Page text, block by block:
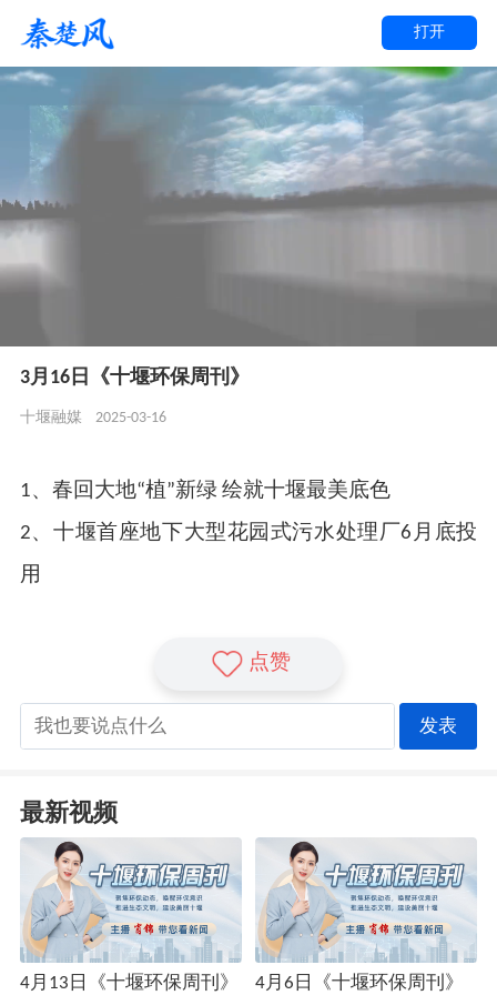
打开
3月16日《十堰环保周刊》
十堰融媒 2025-03-16
1、春回大地“植”新绿 绘就十堰最美底色
2、十堰首座地下大型花园式污水处理厂6月底投
用
点赞
发表
最新视频
4月13日《十堰环保周刊》 4月6日《十堰环保周刊》